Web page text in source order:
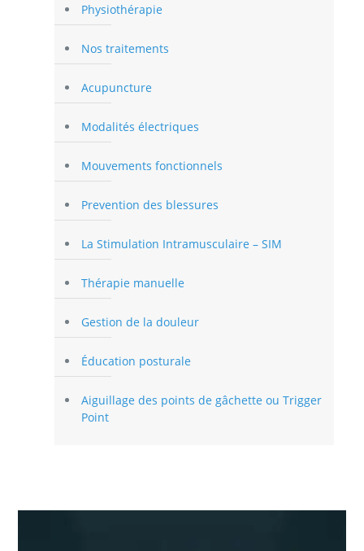
Physiothérapie
Nos traitements
Acupuncture
Modalités électriques
Mouvements fonctionnels
Prevention des blessures
La Stimulation Intramusculaire – SIM
Thérapie manuelle
Gestion de la douleur
Éducation posturale
Aiguillage des points de gâchette ou Trigger
Point